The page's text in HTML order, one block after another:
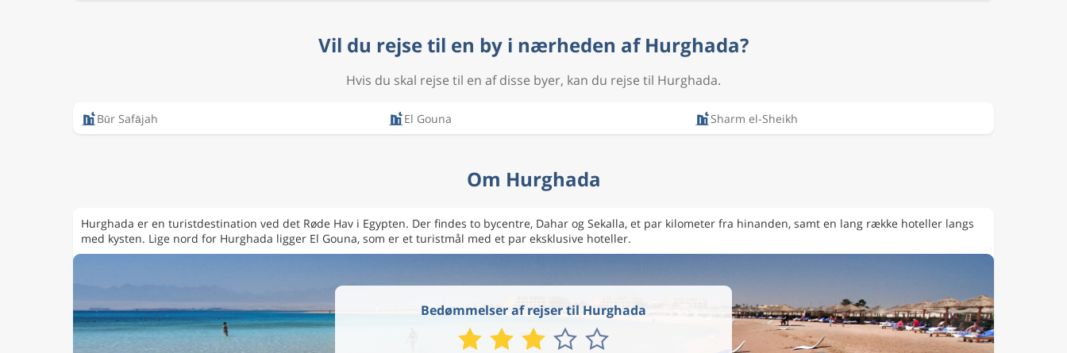
Vil du rejse til en by i nærheden af Hurghada?
Hvis du skal rejse til en af disse byer, kan du rejse til Hurghada.
Būr Safājah El Gouna Sharm el-Sheikh
Om Hurghada
Hurghada er en turistdestination ved det Røde Hav i Egypten. Der findes to bycentre, Dahar og Sekalla, et par kilometer fra hinanden, samt en lang række hoteller langs
med kysten. Lige nord for Hurghada ligger El Gouna, som er et turistmål med et par eksklusive hoteller.
Bedømmelser af rejser til Hurghada